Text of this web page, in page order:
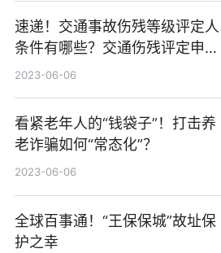
速递！交通事故伤残等级评定人
条件有哪些？交通伤残评定申请
流程了解吗？
2023-06-06
看紧老年人的“钱袋子”！打击养
老诈骗如何“常态化”？
2023-06-06
全球百事通！“王保保城”故址保
护之幸